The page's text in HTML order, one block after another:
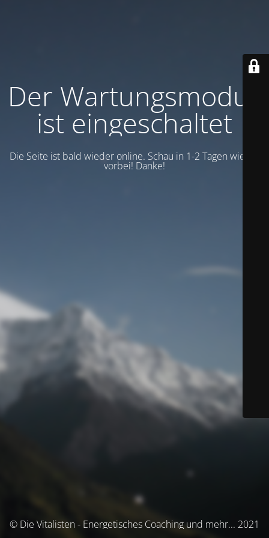
Der Wartungsmodus
ist eingeschaltet
Die Seite ist bald wieder online. Schau in 1-2 Tagen wieder
vorbei! Danke!
© Die Vitalisten - Energetisches Coaching und mehr... 2021